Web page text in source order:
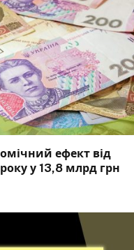
ефект від
року у 13,8 млрд грн